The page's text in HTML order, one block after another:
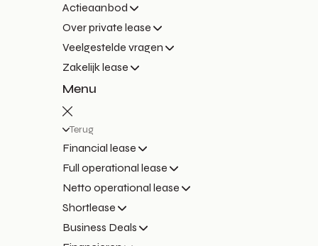
Actieaanbod
Over private lease
Veelgestelde vragen
Zakelijk lease
Menu
Terug
Financial lease
Full operational lease
Netto operational lease
Shortlease
Business Deals